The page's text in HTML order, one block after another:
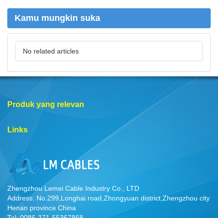
Kamu mungkin suka
No related articles
Produk yang relevan
Links
Zhengzhou Lemei Cable Industry Co., LTD
Address: No.299,Longhai road,Zhongyuan district,Zhengzhou city
Henan province China